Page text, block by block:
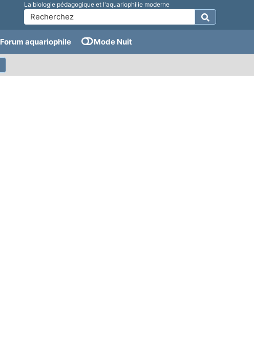
La biologie pédagogique et l'aquariophilie moderne
Forum aquariophile Mode Nuit